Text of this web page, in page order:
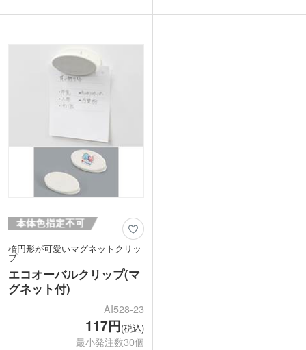
おすすめ。実用性とデザイン性を兼ね備
えているので、幅広い方に喜ばれるアク
リルグッズです。
と一緒にポストインするのにおすすめで
楕円形が可愛いマグネットクリッ
プ
エコオーバルクリップ(マ
グネット付)
AI528-23
117円(税込)
最小発注数30個